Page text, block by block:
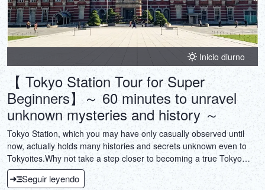
Inicio diurno
【 Tokyo Station Tour for Super
Beginners】～ 60 minutes to unravel
unknown mysteries and history ～
Tokyo Station, which you may have only casually observed until
now, actually holds many histories and secrets unknown even to
Tokyoites.Why not take a step closer to becoming a true Tokyo
insider with a guide?Tours run every hour, so you can easily fit one
into your schedule during a spare moment!
Seguir leyendo